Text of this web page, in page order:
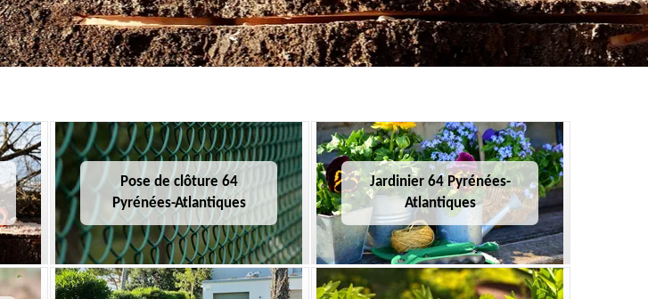
Pose de clôture 64
Pyrénées-Atlantiques
Jardinier 64 Pyrénées-
Atlantiques